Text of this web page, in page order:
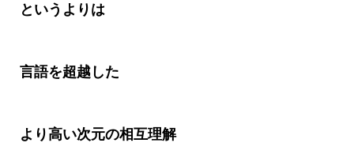
というよりは
言語を超越した
より高い次元の相互理解